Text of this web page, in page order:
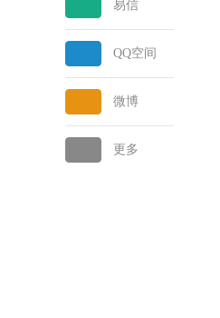
易信
QQ空间
微博
更多